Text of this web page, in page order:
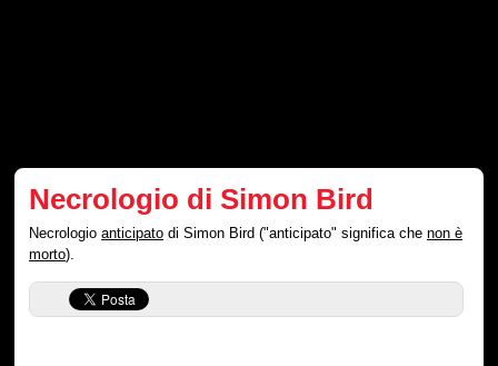
Necrologio di Simon Bird
Necrologioanticipato di Simon Bird ("anticipato" significa chenon è
morto).